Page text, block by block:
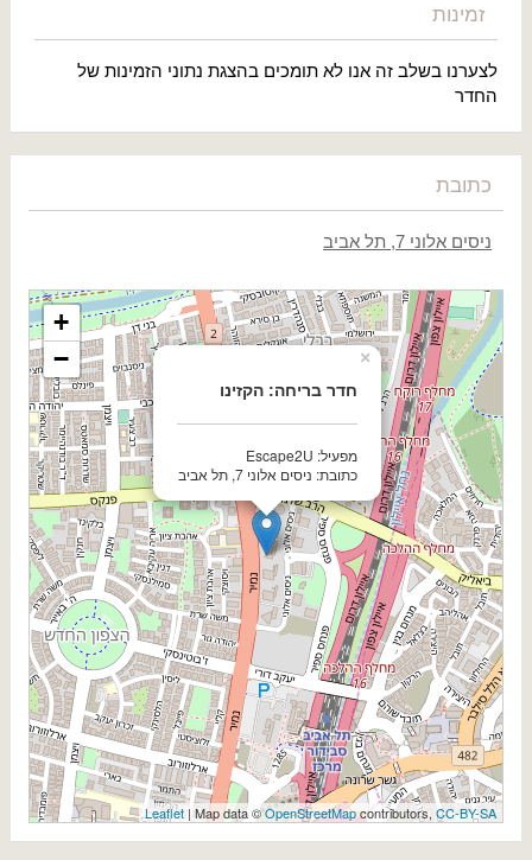
זמינות
לצערנו בשלב זה אנו לא תומכים בהצגת נתוני הזמינות של
החדר
כתובת
ניסים אלוני 7, תל אביב
חדר בריחה: הקזינו
מפעיל: Escape2U
כתובת: ניסים אלוני 7, תל אביב
×
+
−
Leaflet| Map data ©OpenStreetMapcontributors,CC-BY-SA